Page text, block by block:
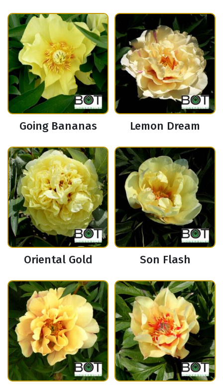
Going Bananas Lemon Dream
Oriental Gold Son Flash